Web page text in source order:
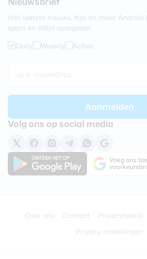
Het laatste nieuws, tips en meer Android
spam en altijd opzegbaar.
Daily Weekly Acties
Volg ons op social media
Over ons Contact Privacybeleid
Privacy-instellingen